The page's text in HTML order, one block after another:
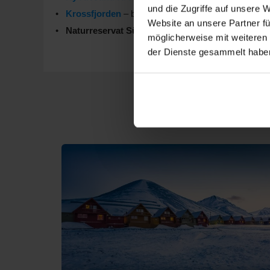
und die Zugriffe auf unsere
Website an unsere Partner
möglicherweise mit
der Dienste gesammelt
Krossfjorden – bekannt für eindrucksvolle
Naturreservat Südost-Spitzbergen
– geschützte
– mit etwas Glück zeigen sich
Beste Reisezeit für
– ruhige Übergangszeit mit ersten
Juni bis August– Hauptreisezeit mit langen
– kühlere Temperaturen und
Richtwert Temperaturen
Die besten Reedereien
Für eineSpitzbergen-Kreuzfahrtstehen
– komfortable Kreuzfahrten mit
Mein Schiff – moderne Wohlfühlschiffe mit